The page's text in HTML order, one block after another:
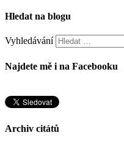
Hledat na blogu
Vyhledávání
Najdete mě i na Facebooku
Archiv citátů